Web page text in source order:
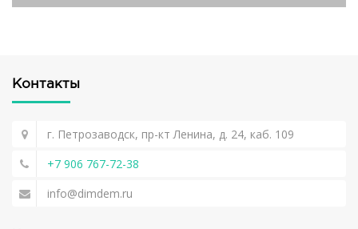
Контакты
г. Петрозаводск, пр-кт Ленина, д. 24, каб. 109
+7 906 767-72-38
info@dimdem.ru